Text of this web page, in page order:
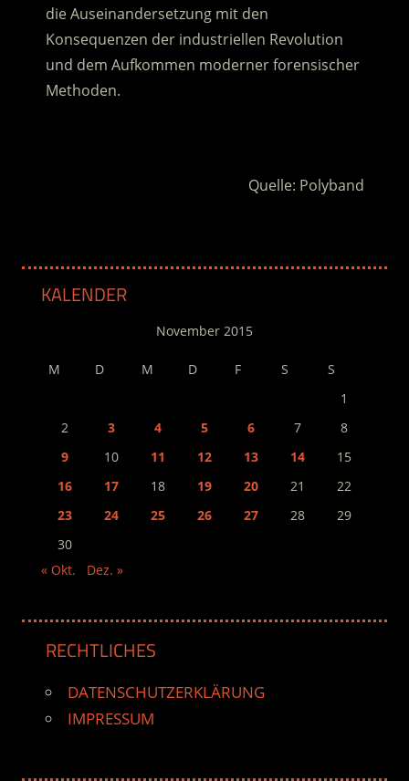
die Auseinandersetzung mit den
Konsequenzen der industriellen Revolution
und dem Aufkommen moderner forensischer
Methoden.
Quelle: Polyband
KALENDER
November 2015
M D M D F S
S
1
2
3 4 5 6 7
8
9
10 11 12 13 14
15
16
17 18 19 20 21
22
23
24 25 26 27 28
29
30
« Okt.
Dez. »
RECHTLICHES
DATENSCHUTZERKLÄRUNG
IMPRESSUM